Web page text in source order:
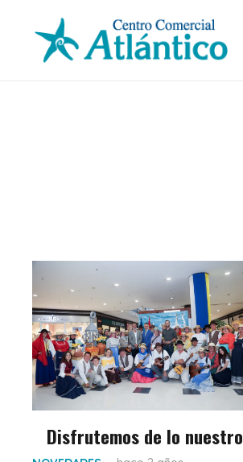
Disfrutemos de lo nuestro